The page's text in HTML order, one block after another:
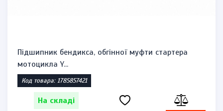
Підшипник бендикса, обгінної муфти стартера
мотоцикла Y...
Код товара: 1785857421
На складі